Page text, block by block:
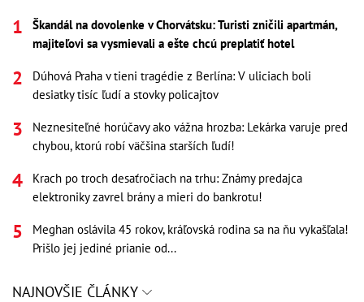
Škandál na dovolenke v Chorvátsku: Turisti zničili apartmán,
majiteľovi sa vysmievali a ešte chcú preplatiť hotel
Dúhová Praha v tieni tragédie z Berlína: V uliciach boli
desiatky tisíc ľudí a stovky policajtov
Neznesiteľné horúčavy ako vážna hrozba: Lekárka varuje pred
chybou, ktorú robí väčšina starších ľudí!
Krach po troch desaťročiach na trhu: Známy predajca
elektroniky zavrel brány a mieri do bankrotu!
Meghan oslávila 45 rokov, kráľovská rodina sa na ňu vykašľala!
Prišlo jej jediné prianie od...
NAJNOVŠIE ČLÁNKY